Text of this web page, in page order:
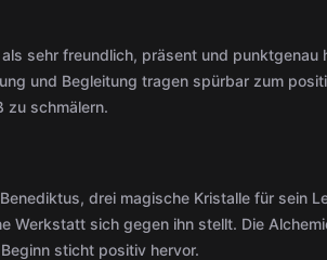
sehr freundlich, präsent und punktgenau
und Begleitung tragen spürbar zum
zu schmälern.
drei magische Kristalle für sein
Werkstatt sich gegen ihn stellt. Die
sticht positiv hervor.